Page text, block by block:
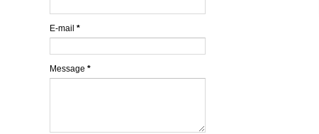
E-mail *
Message *